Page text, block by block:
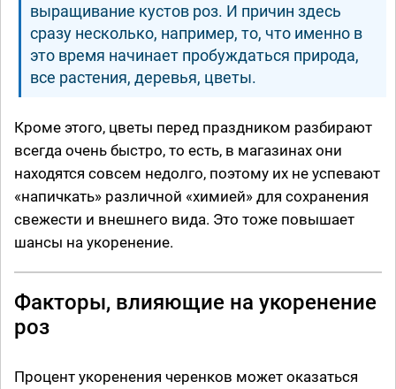
выращивание кустов роз. И причин здесь
сразу несколько, например, то, что именно в
это время начинает пробуждаться природа,
все растения, деревья, цветы.
Кроме этого, цветы перед праздником разбирают
всегда очень быстро, то есть, в магазинах они
находятся совсем недолго, поэтому их не успевают
«напичкать» различной «химией» для сохранения
свежести и внешнего вида. Это тоже повышает
шансы на укоренение.
Факторы, влияющие на укоренение
роз
Процент укоренения черенков может оказаться